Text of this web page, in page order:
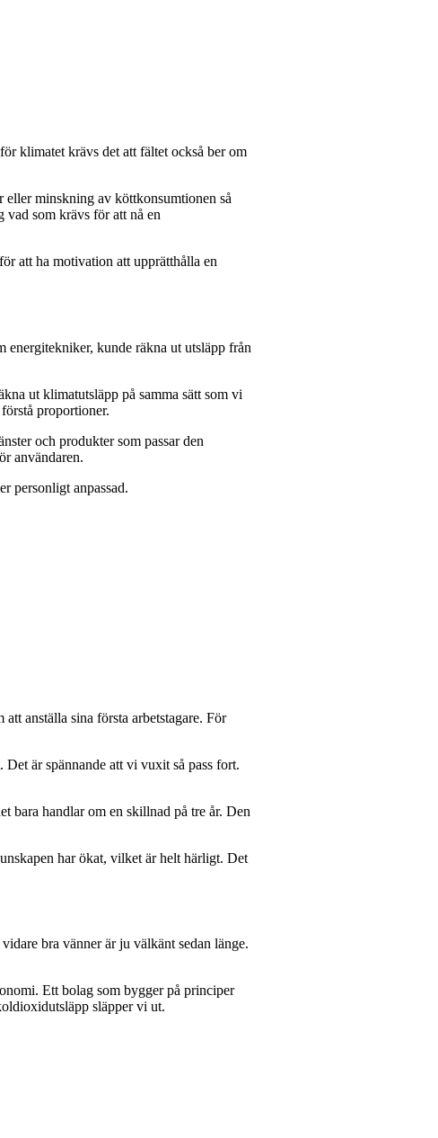
klimatet krävs det att fältet också ber om
eller minskning av köttkonsumtionen så
vad som krävs för att nå en
att ha motivation att upprätthålla en
energitekniker, kunde räkna ut utsläpp från
ut klimatutsläpp på samma sätt som vi
proportioner.
och produkter som passar den
användaren.
personligt anpassad.
anställa sina första arbetstagare. För
är spännande att vi vuxit så pass fort.
bara handlar om en skillnad på tre år. Den
har ökat, vilket är helt härligt. Det
bra vänner är ju välkänt sedan länge.
Ett bolag som bygger på principer
släpper vi ut.